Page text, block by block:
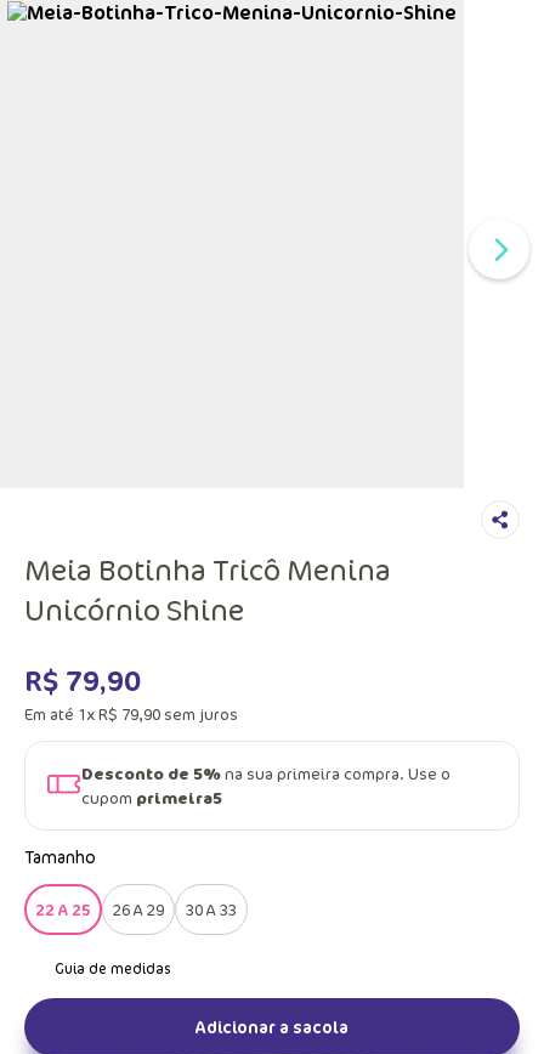
Meia Botinha Tricô Menina
Unicórnio Shine
R$ 79,90
Em até 1xR$ 79,90 sem juros
Desconto de 5%na sua primeira compra. Use o
cupom primeira5
Tamanho
22 A 25 26 A 29 30 A 33
Adicionar a sacola